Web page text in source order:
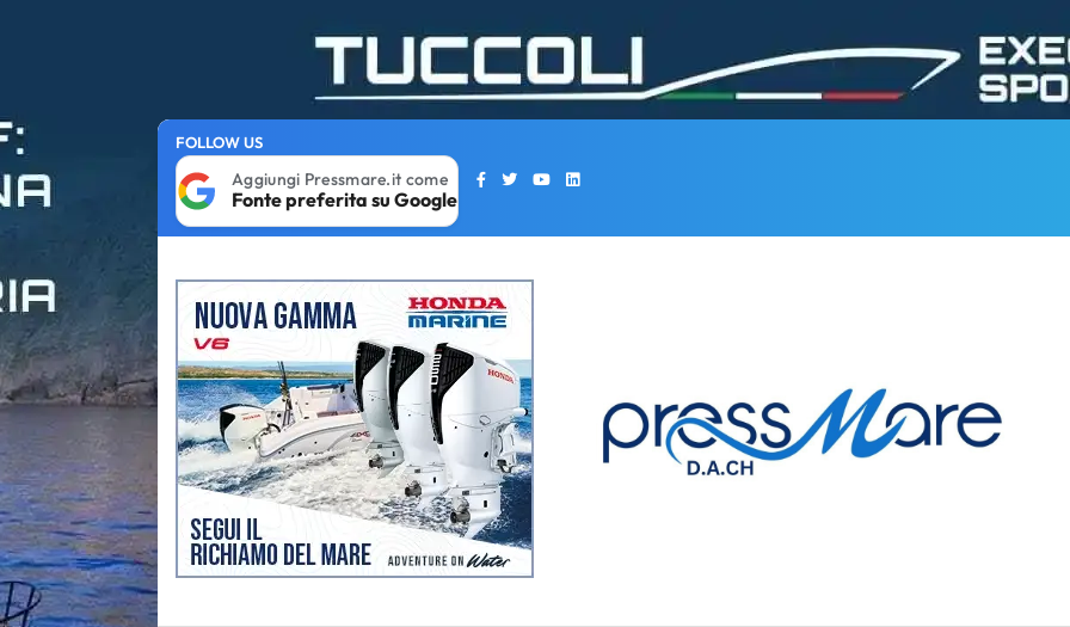
FOLLOW US
Aggiungi Pressmare.it come
Fonte preferita su Google